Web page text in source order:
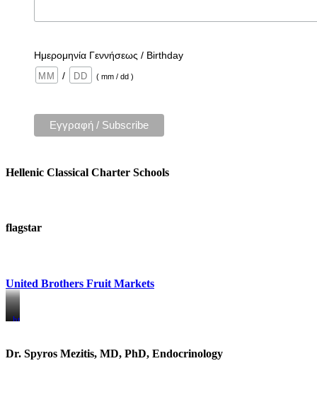
Ημερομηνία Γεννήσεως / Birthday
/
( mm / dd )
Hellenic Classical Charter Schools
flagstar
United Brothers Fruit Markets
https://www.unitedbrothersfruitmarkets.com/
https://www.unitedbrothersfruitmarkets.com/
Dr. Spyros Mezitis, MD, PhD, Endocrinology